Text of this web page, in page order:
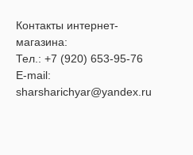
Контакты интернет-
магазина:
Тел.: +7 (920) 653-95-76
E-mail:
sharsharichyar@yandex.ru